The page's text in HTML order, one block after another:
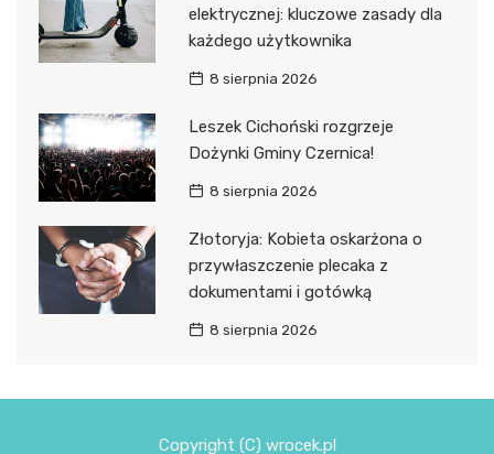
elektrycznej: kluczowe zasady dla
każdego użytkownika
8 sierpnia 2026
Leszek Cichoński rozgrzeje
Dożynki Gminy Czernica!
8 sierpnia 2026
Złotoryja: Kobieta oskarżona o
przywłaszczenie plecaka z
dokumentami i gotówką
8 sierpnia 2026
Copyright (C) wrocek.pl